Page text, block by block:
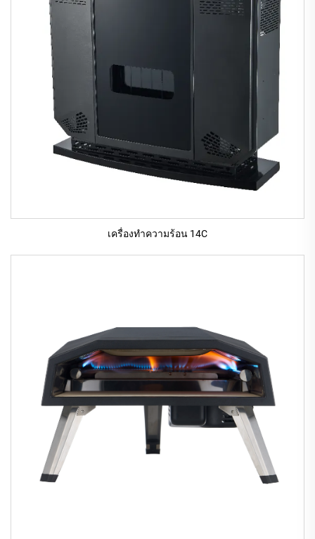
เครื่องทําความร้อน 14C